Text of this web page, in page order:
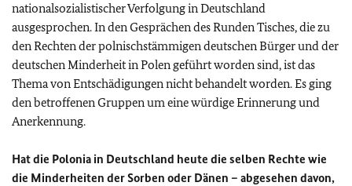
nationalsozialistischer Verfolgung in Deutschland
ausgesprochen. In den Gesprächen des Runden Tisches, die zu
den Rechten der polnischstämmigen deutschen Bürger und der
deutschen Minderheit in Polen geführt worden sind, ist das
Thema von Entschädigungen nicht behandelt worden. Es ging
den betroffenen Gruppen um eine würdige Erinnerung und
Anerkennung.
Hat die Polonia in Deutschland heute die selben Rechte wie
die Minderheiten der Sorben oder Dänen – abgesehen davon,